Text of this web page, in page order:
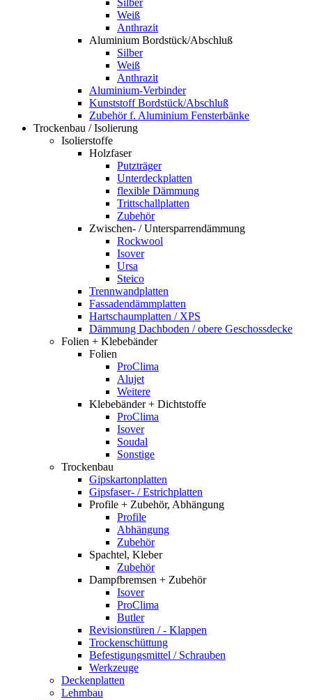
Silber
Weiß
Anthrazit
Aluminium Bordstück/Abschluß
Silber
Weiß
Anthrazit
Aluminium-Verbinder
Kunststoff Bordstück/Abschluß
Zubehör f. Aluminium Fensterbänke
Trockenbau / Isolierung
Isolierstoffe
Holzfaser
Putzträger
Unterdeckplatten
flexible Dämmung
Trittschallplatten
Zubehör
Zwischen- / Untersparrendämmung
Rockwool
Isover
Ursa
Steico
Trennwandplatten
Fassadendämmplatten
Hartschaumplatten / XPS
Dämmung Dachboden / obere Geschossdecke
Folien + Klebebänder
Folien
ProClima
Alujet
Weitere
Klebebänder + Dichtstoffe
ProClima
Isover
Soudal
Sonstige
Trockenbau
Gipskartonplatten
Gipsfaser- / Estrichplatten
Profile + Zubehör, Abhängung
Profile
Abhängung
Zubehör
Spachtel, Kleber
Zubehör
Dampfbremsen + Zubehör
Isover
ProClima
Butler
Revisionstüren / - Klappen
Trockenschüttung
Befestigungsmittel / Schrauben
Werkzeuge
Deckenplatten
Lehmbau